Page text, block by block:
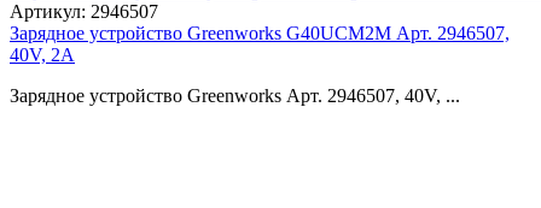
Артикул: 2946507
Зарядное устройство Greenworks G40UCM2M Арт. 2946507,
40V, 2A
Зарядное устройство Greenworks Арт. 2946507, 40V, ...